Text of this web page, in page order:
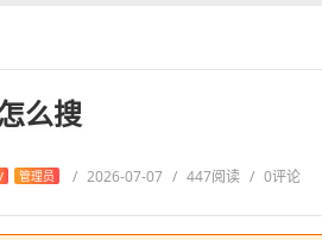
么搜
管理员 / 2026-07-07 / 447阅读 / 0评论